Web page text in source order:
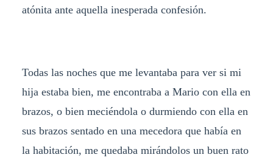
atónita ante aquella inesperada confesión.
Todas las noches que me levantaba para ver si mi
hija estaba bien, me encontraba a Mario con ella en
brazos, o bien meciéndola o durmiendo con ella en
sus brazos sentado en una mecedora que había en
la habitación, me quedaba mirándolos un buen rato